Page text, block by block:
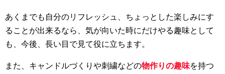
あくまでも自分のリフレッシュ、ちょっとした楽しみにす
ることが出来るなら、気が向いた時にだけやる趣味として
も、今後、長い目で見て役に立ちます。
また、キャンドルづくりや刺繍などの物作りの趣味を持つ